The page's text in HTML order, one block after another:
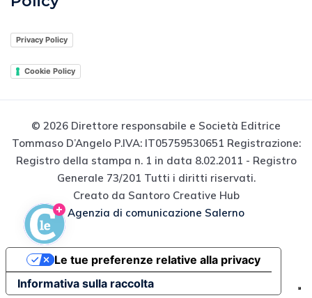
Tommaso D’Angelo P.IVA: IT05759530651 Registrazione:
Registro della stampa n. 1 in data 8.02.2011 - Registro
Generale 73/201 Tutti i diritti riservati.
Creato da Santoro Creative Hub
Agenzia di comunicazione Salerno
Informativa sulla raccolta
Le tue preferenze relative alla privacy